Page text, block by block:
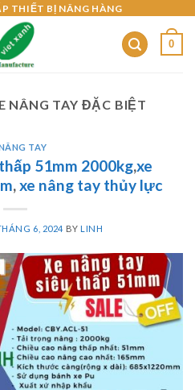
THIẾT BỊ NÂNG HÀNG
0
NÂNG TAY ĐẶC BIỆT
TAY
51mm 2000kg,xe
, xe nâng tay thủy lực
6, 2024 BYLINH